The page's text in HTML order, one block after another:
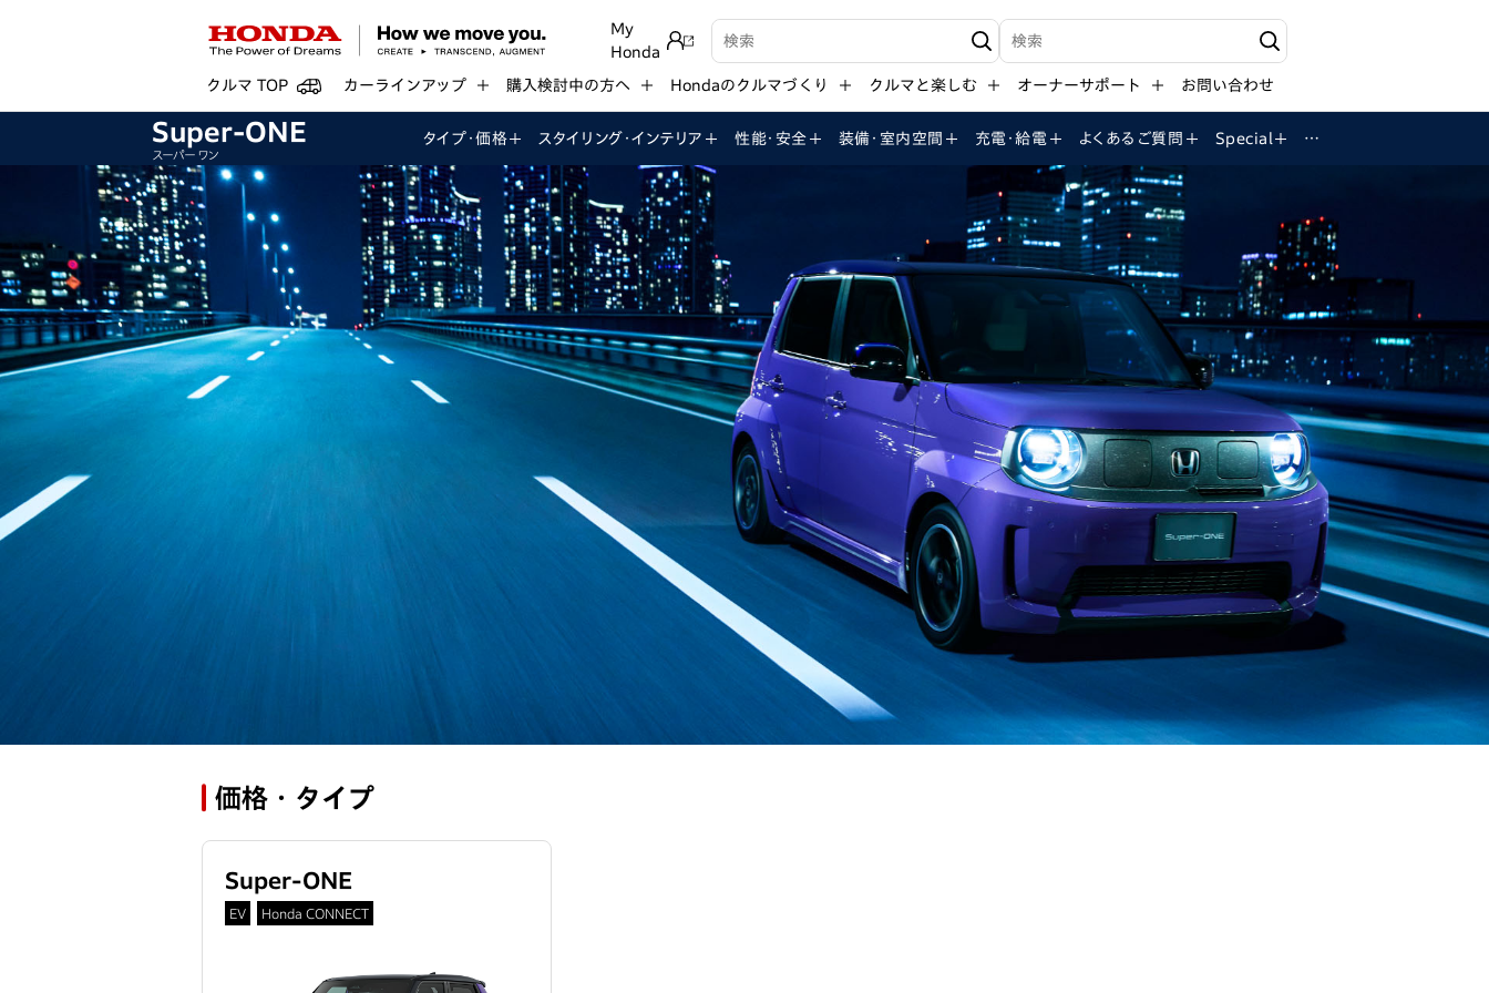
My
Honda
検索キーワード入力 検索キーワード入力
クルマ TOP カーラインアップ 購入検討中の方へ Hondaのクルマづくり クルマと楽しむ オーナーサポート お問い合わせ
Super-ONE
スーパー ワン
タイプ・価格 スタイリング・インテリア 性能・安全 装備・室内空間 充電・給電 よくある ご質問 Special …
価格・タイプ
Super-ONE
EV Honda CONNECT